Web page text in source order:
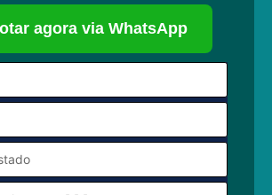
agora via WhatsApp